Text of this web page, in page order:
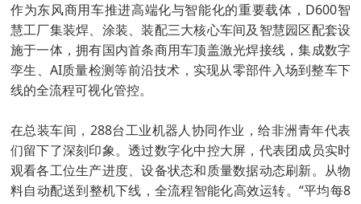
作为东风商用车推进高端化与智能化的重要载体，D600智
慧工厂集装焊、涂装、装配三大核心车间及智慧园区配套设
施于一体，拥有国内首条商用车顶盖激光焊接线，集成数字
孪生、AI质量检测等前沿技术，实现从零部件入场到整车下
线的全流程可视化管控。
在总装车间，288台工业机器人协同作业，给非洲青年代表
们留下了深刻印象。透过数字化中控大屏，代表团成员实时
观看各工位生产进度、设备状态和质量数据动态刷新。从物
料自动配送到整机下线，全流程智能化高效运转。“平均每8